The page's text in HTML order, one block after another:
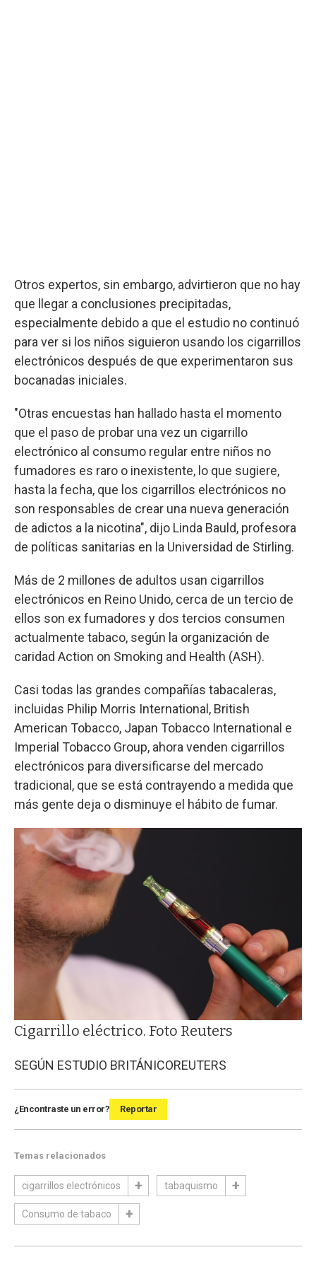
Otros expertos, sin embargo, advirtieron que no hay
que llegar a conclusiones precipitadas,
especialmente debido a que el estudio no continuó
para ver si los niños siguieron usando los cigarrillos
electrónicos después de que experimentaron sus
bocanadas iniciales.
"Otras encuestas han hallado hasta el momento
que el paso de probar una vez un cigarrillo
electrónico al consumo regular entre niños no
fumadores es raro o inexistente, lo que sugiere,
hasta la fecha, que los cigarrillos electrónicos no
son responsables de crear una nueva generación
de adictos a la nicotina", dijo Linda Bauld, profesora
de políticas sanitarias en la Universidad de Stirling.
Más de 2 millones de adultos usan cigarrillos
electrónicos en Reino Unido, cerca de un tercio de
ellos son ex fumadores y dos tercios consumen
actualmente tabaco, según la organización de
caridad Action on Smoking and Health (ASH).
Casi todas las grandes compañías tabacaleras,
incluidas Philip Morris International, British
American Tobacco, Japan Tobacco International e
Imperial Tobacco Group, ahora venden cigarrillos
electrónicos para diversificarse del mercado
tradicional, que se está contrayendo a medida que
más gente deja o disminuye el hábito de fumar.
Cigarrillo eléctrico. Foto Reuters
SEGÚN ESTUDIO BRITÁNICOREUTERS
¿Encontraste un error? Reportar
Temas relacionados
cigarrillos electrónicos tabaquismo
Consumo de tabaco